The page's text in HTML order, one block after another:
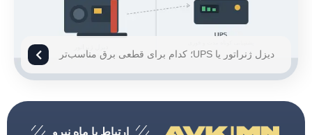
دیزل ژنراتور یا UPS؛ کدام برای قطعی برق مناسب‌تر
ارتباط با ماه نیرو